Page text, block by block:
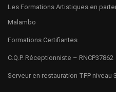
Les Formations Artistiques en
Malambo
Formations Certifiantes
C.Q.P. Réceptionniste – RNCP37862
Serveur en restauration TFP niveau